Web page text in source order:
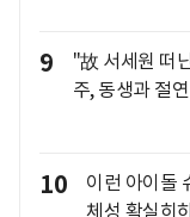
9
"故 서세원 떠
주, 동생과 절
10
이런 아이돌
체성 확실히